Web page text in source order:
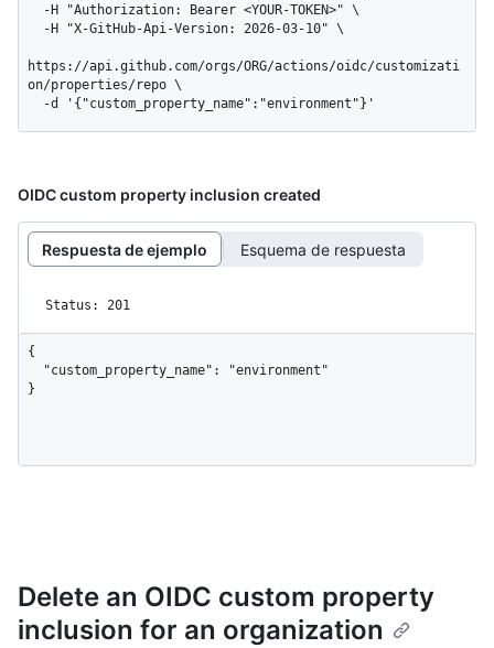
https://api.github.com/orgs/ORG/actions/oidc/customizati
on/properties/repo \
  -d '{"custom_property_name":"environment"}'
OIDC custom property inclusion created
Respuesta de ejemplo Esquema de respuesta
Status: 201
{
}
Delete an OIDC custom property
inclusion for an organization